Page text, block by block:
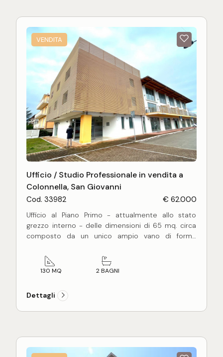
VENDITA
Ufficio / Studio Professionale in vendita a
Colonnella, San Giovanni
Cod. 33982 € 62.000
Ufficio al Piano Primo - attualmente allo stato
grezzo interno - delle dimensioni di 65 mq. circa
composto da un unico ampio vano di forma
35 mq. circa.
Considerata l'altezza interna (5,00 mt.) è già
superiore avente la stessa superficie del
sottostante.
Completo di garage e cantina al piano interrato e
accessibilità e ampi spazi adibiti a parcheggio.
130 MQ 2 BAGNI
Dettagli